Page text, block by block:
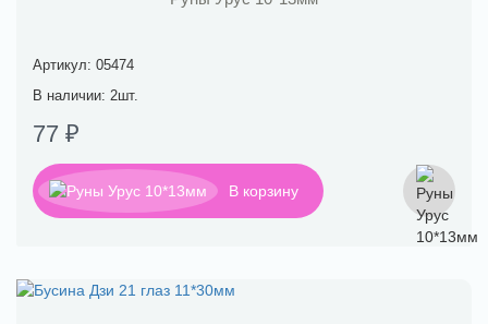
Артикул: 05474
В наличии: 2шт.
77 ₽
В корзину